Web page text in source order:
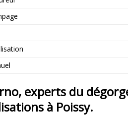
experts du
à Poissy.